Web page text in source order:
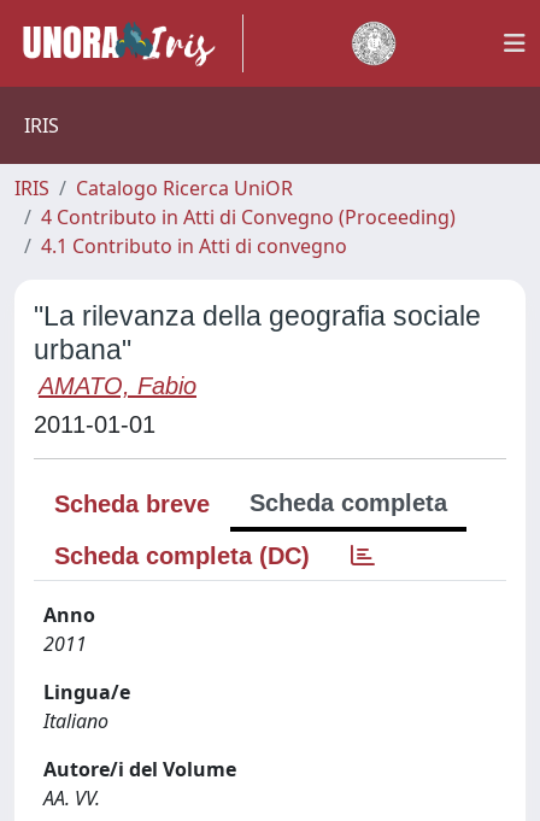
IRIS
IRIS
Catalogo Ricerca UniOR
4 Contributo in Atti di Convegno (Proceeding)
4.1 Contributo in Atti di convegno
"La rilevanza della geografia sociale
urbana"
AMATO, Fabio
2011-01-01
Scheda breve
Scheda completa
Scheda completa (DC)
Anno
2011
Lingua/e
Italiano
Autore/i del Volume
AA. VV.